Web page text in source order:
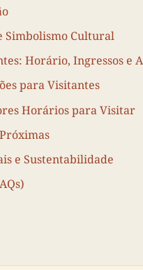
Simbolismo Cultural
Horário, Ingressos e
para Visitantes
Horários para Visitar
e Sustentabilidade